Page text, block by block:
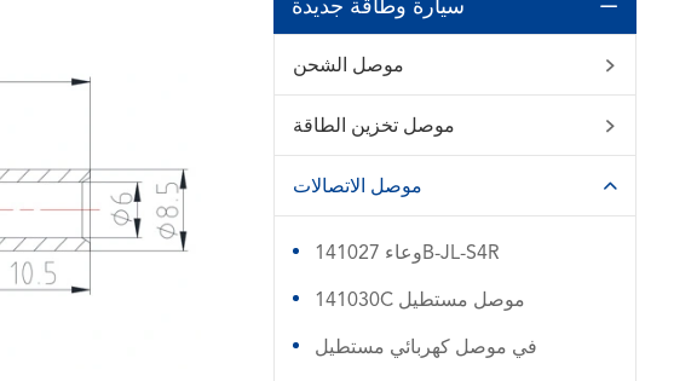
سيارة وطاقة جديدة 
موصل الشحن 
موصل تخزين الطاقة 
موصل الاتصالات 
وعاء 141027B-JL-S4R
141030C موصل مستطيل
في موصل كهربائي مستطيل